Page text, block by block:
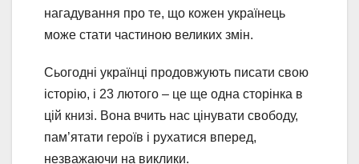
нагадування про те, що кожен українець
може стати частиною великих змін.
Сьогодні українці продовжують писати свою
історію, і 23 лютого – це ще одна сторінка в
цій книзі. Вона вчить нас цінувати свободу,
пам’ятати героїв і рухатися вперед,
незважаючи на виклики.